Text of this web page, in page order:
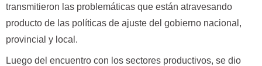
transmitieron las problemáticas que están atravesando
producto de las políticas de ajuste del gobierno nacional,
provincial y local.
Luego del encuentro con los sectores productivos, se dio